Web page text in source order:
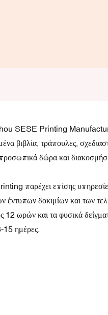
SESE Printing Manufacturer
βιβλία, τράπουλες,
δώρα και
παρέχει επίσης
έντυπων δοκιμίων και των
12 ωρών και τα φυσικά
15 ημέρες.